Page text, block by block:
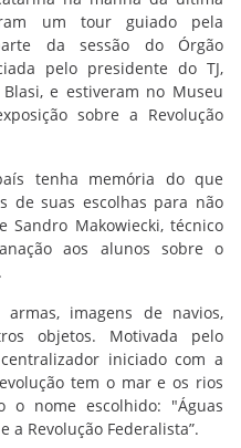
um tour guiado pela
da sessão do Órgão
pelo presidente do TJ,
e estiveram no Museu
sobre a Revolução
tenha memória do que
de suas escolhas para não
Sandro Makowiecki, técnico
aos alunos sobre o
armas, imagens de navios,
objetos. Motivada pelo
iniciado com a
tem o mar e os rios
o nome escolhido: "Águas
a Revolução Federalista”.